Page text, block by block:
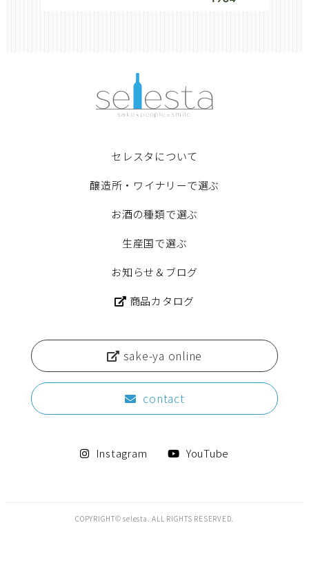
セレスタについて
醸造所・ワイナリーで選ぶ
お酒の種類で選ぶ
生産国で選ぶ
お知らせ＆ブログ
商品カタログ
sake-ya online
contact
Instagram YouTube
COPYRIGHT© selesta. ALL RIGHTS RESERVED.